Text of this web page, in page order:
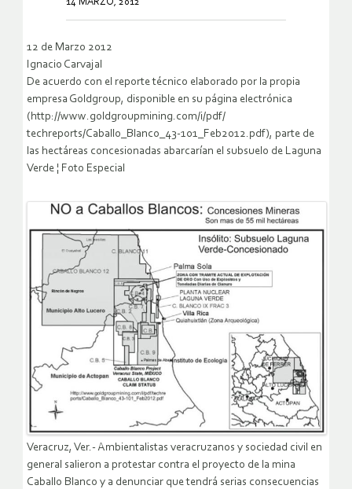
12 de Marzo 2012
Ignacio Carvajal
De acuerdo con el reporte técnico elaborado por la propia
empresa Goldgroup, disponible en su página electrónica
(http://www.goldgroupmining.com/i/pdf/
techreports/Caballo_Blanco_43-101_Feb2012.pdf), parte de
las hectáreas concesionadas abarcarían el subsuelo de Laguna
Verde ¦ Foto Especial
Veracruz, Ver.- Ambientalistas veracruzanos y sociedad civil en
general salieron a protestar contra el proyecto de la mina
Caballo Blanco y a denunciar que tendrá serias consecuencias